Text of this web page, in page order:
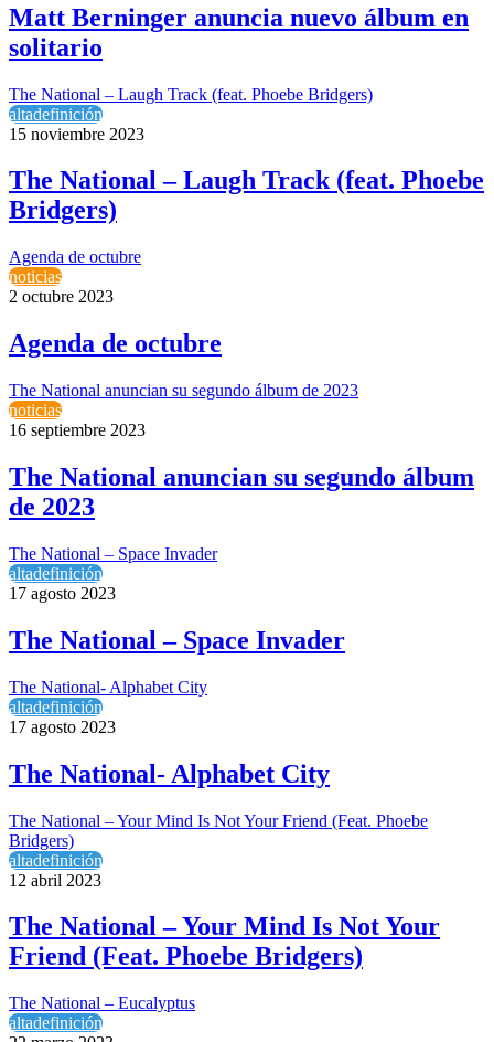
Matt Berninger anuncia nuevo álbum en
solitario
The National – Laugh Track (feat. Phoebe Bridgers)
altadefinición
15 noviembre 2023
The National – Laugh Track (feat. Phoebe
Bridgers)
Agenda de octubre
noticias
2 octubre 2023
Agenda de octubre
The National anuncian su segundo álbum de 2023
noticias
16 septiembre 2023
The National anuncian su segundo álbum
de 2023
The National – Space Invader
altadefinición
17 agosto 2023
The National – Space Invader
The National- Alphabet City
altadefinición
17 agosto 2023
The National- Alphabet City
The National – Your Mind Is Not Your Friend (Feat. Phoebe
Bridgers)
altadefinición
12 abril 2023
The National – Your Mind Is Not Your
Friend (Feat. Phoebe Bridgers)
The National – Eucalyptus
altadefinición